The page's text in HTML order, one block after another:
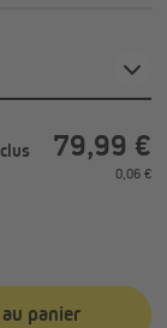
79,99 €
0,06 €
souhaitée ou
panier